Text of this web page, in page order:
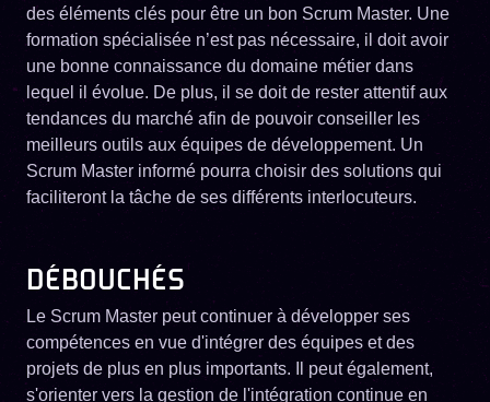
des éléments clés pour être un bon Scrum Master. Une
formation spécialisée n’est pas nécessaire, il doit avoir
une bonne connaissance du domaine métier dans
lequel il évolue. De plus, il se doit de rester attentif aux
tendances du marché afin de pouvoir conseiller les
meilleurs outils aux équipes de développement. Un
Scrum Master informé pourra choisir des solutions qui
faciliteront la tâche de ses différents interlocuteurs.
DÉBOUCHÉS
Le Scrum Master peut continuer à développer ses
compétences en vue d'intégrer des équipes et des
projets de plus en plus importants. Il peut également,
s'orienter vers la gestion de l'intégration continue en